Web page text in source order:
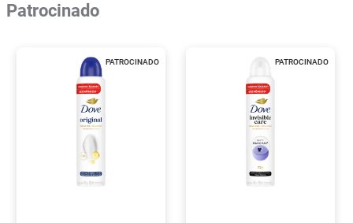
Patrocinado
PATROCINADO PATROCINADO